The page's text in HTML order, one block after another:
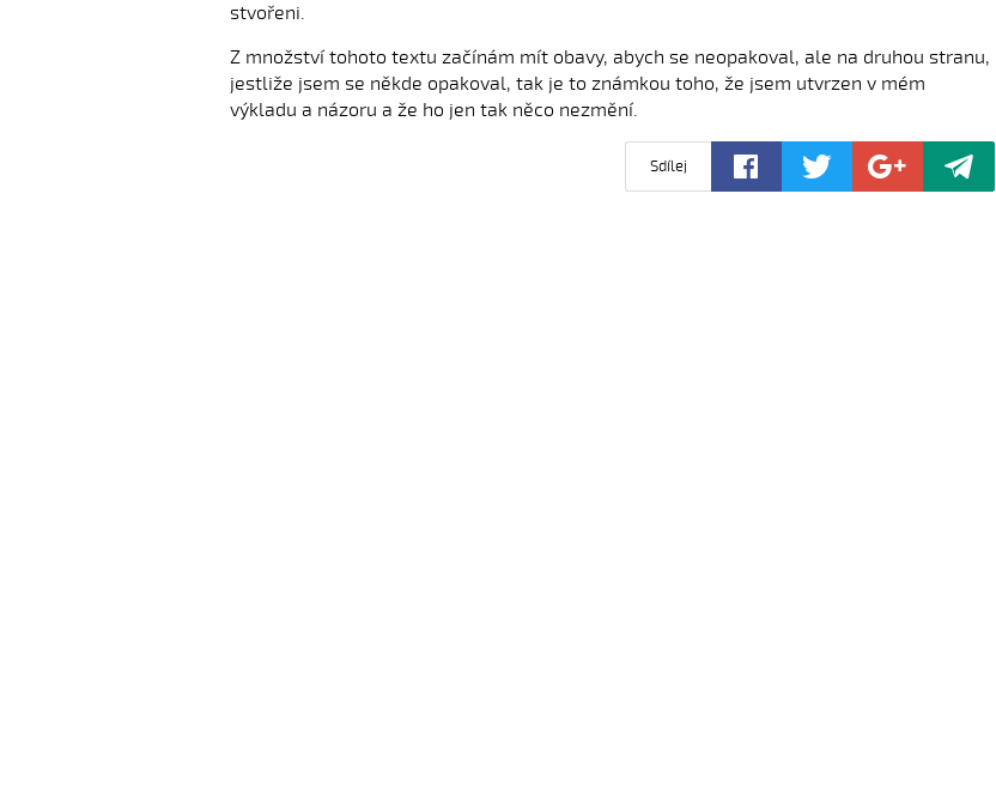
stvořeni.
Z množství tohoto textu začínám mít obavy, abych se neopakoval, ale na druhou stranu,
jestliže jsem se někde opakoval, tak je to známkou toho, že jsem utvrzen v mém
výkladu a názoru a že ho jen tak něco nezmění.
Sdílej